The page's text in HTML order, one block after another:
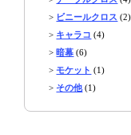
> ビニールクロス (2)
> キャラコ (4)
>暗幕 (6)
>モケット (1)
> その他(1)